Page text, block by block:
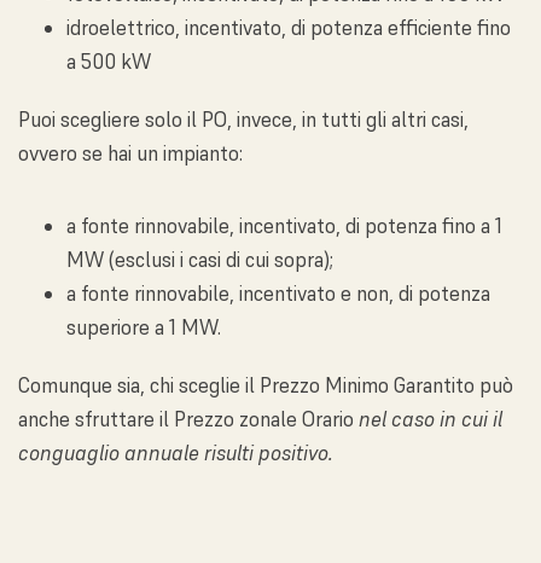
idroelettrico, incentivato, di potenza efficiente fino
a 500 kW
Puoi scegliere solo il PO, invece, in tutti gli altri casi,
ovvero se hai un impianto:
a fonte rinnovabile, incentivato, di potenza fino a 1
MW (esclusi i casi di cui sopra);
a fonte rinnovabile, incentivato e non, di potenza
superiore a 1 MW.
Comunque sia, chi sceglie il Prezzo Minimo Garantito può
anche sfruttare il Prezzo zonale Orario nel caso in cui il
conguaglio annuale risulti positivo.